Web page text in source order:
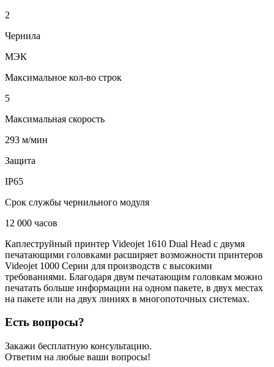
2
Чернила
МЭК
Максимальное кол-во строк
5
Максимальная скорость
293 м/мин
Защита
IP65
Срок службы чернильного модуля
12 000 часов
Каплеструйный принтер Videojet 1610 Dual Head с двумя
печатающими головками расширяет возможности принтеров
Videojet 1000 Серии для производств с высокими
требованиями. Благодаря двум печатающим головкам можно
печатать больше информации на одном пакете, в двух местах
на пакете или на двух линиях в многопоточных системах.
Есть вопросы?
Закажи бесплатную консультацию.
Ответим на любые ваши вопросы!